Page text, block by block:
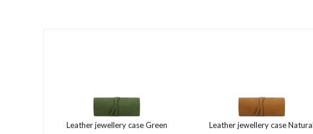
Leather jewellery case Green Leather jewellery case Natural